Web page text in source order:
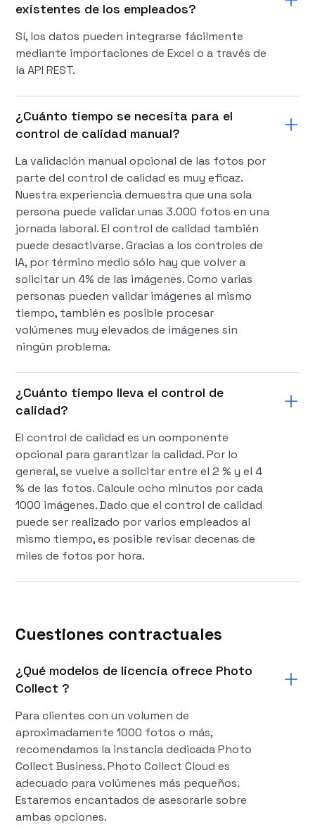
existentes de los empleados?
Sí, los datos pueden integrarse fácilmente
mediante importaciones de Excel o a través de
la API REST.
¿Cuánto tiempo se necesita para el
control de calidad manual?
La validación manual opcional de las fotos por
parte del control de calidad es muy eficaz.
Nuestra experiencia demuestra que una sola
persona puede validar unas 3.000 fotos en una
jornada laboral. El control de calidad también
puede desactivarse. Gracias a los controles de
IA, por término medio sólo hay que volver a
solicitar un 4% de las imágenes. Como varias
personas pueden validar imágenes al mismo
tiempo, también es posible procesar
volúmenes muy elevados de imágenes sin
ningún problema.
¿Cuánto tiempo lleva el control de
calidad?
El control de calidad es un componente
opcional para garantizar la calidad. Por lo
general, se vuelve a solicitar entre el 2 % y el 4
% de las fotos. Calcule ocho minutos por cada
1000 imágenes. Dado que el control de calidad
puede ser realizado por varios empleados al
mismo tiempo, es posible revisar decenas de
miles de fotos por hora.
Cuestiones contractuales
¿Qué modelos de licencia ofrece Photo
Collect ?
Para clientes con un volumen de
aproximadamente 1000 fotos o más,
recomendamos la instancia dedicada Photo
Collect Business. Photo Collect Cloud es
adecuado para volúmenes más pequeños.
Estaremos encantados de asesorarle sobre
ambas opciones.